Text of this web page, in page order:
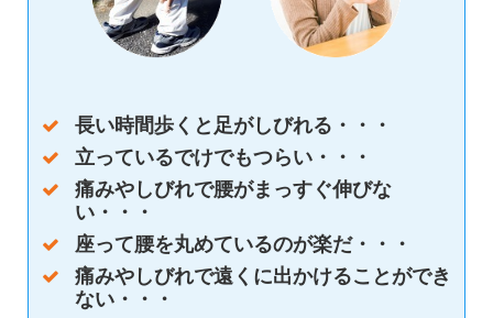
長い時間歩くと足がしびれる・・・
立っているでけでもつらい・・・
痛みやしびれで腰がまっすぐ伸びな
い・・・
座って腰を丸めているのが楽だ・・・
痛みやしびれで遠くに出かけることができ
ない・・・